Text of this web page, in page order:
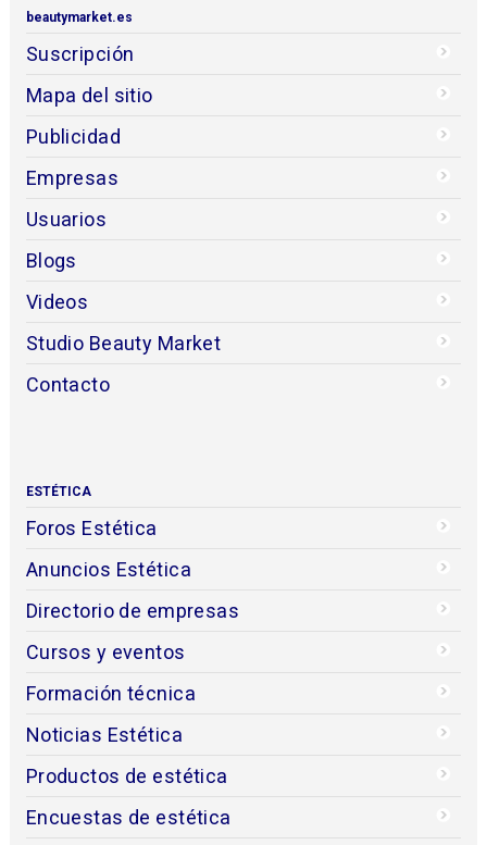
beautymarket.es
Suscripción
Mapa del sitio
Publicidad
Empresas
Usuarios
Blogs
Videos
Studio Beauty Market
Contacto
ESTÉTICA
Foros Estética
Anuncios Estética
Directorio de empresas
Cursos y eventos
Formación técnica
Noticias Estética
Productos de estética
Encuestas de estética